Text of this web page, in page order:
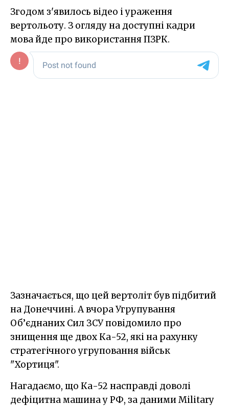
Згодом з'явилось відео і ураження
вертольоту. З огляду на доступні кадри
мова йде про використання ПЗРК.
Зазначається, що цей вертоліт був підбитий
на Донеччині. А вчора Угрупування
Об’єднаних Сил ЗСУ повідомило про
знищення ще двох Ка-52, які на рахунку
стратегічного угруповання військ
"Хортиця".
Нагадаємо, що Ка-52 насправді доволі
дефіцитна машина у РФ, за даними Military